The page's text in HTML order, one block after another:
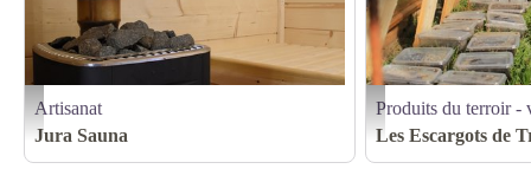
©Jura Sauna - ©Jura Sauna
Artisanat
Jura Sauna
- - ©Escargots de
Produits du terroir -
Les Escargots de